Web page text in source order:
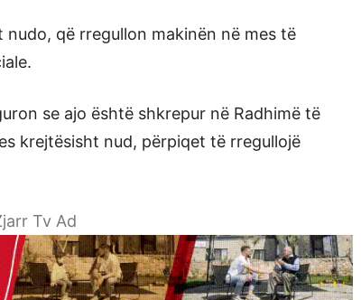
që rregullon makinën në mes të
se ajo është shkrepur në Radhimë të
krejtësisht nud, përpiqet të rregullojë
Tv Ad